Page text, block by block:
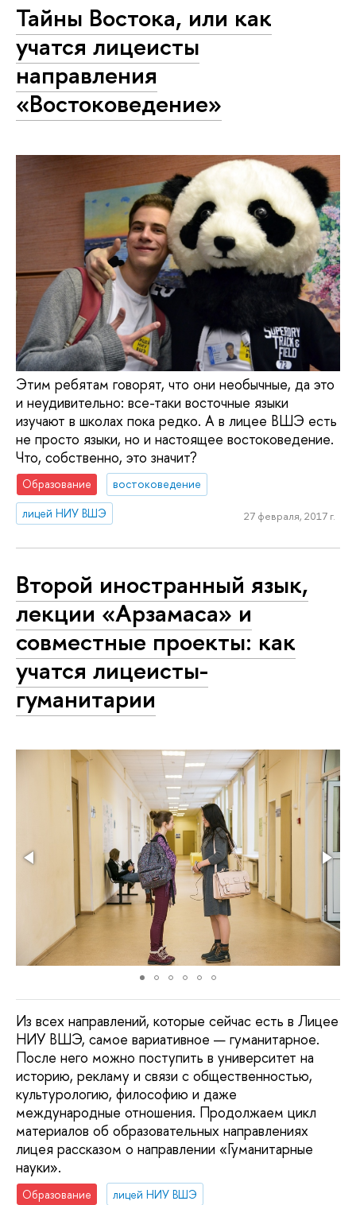
Тайны Востока, или как
учатся лицеисты
направления
«Востоковедение»
Этим ребятам говорят, что они необычные, да это
и неудивительно: все-таки восточные языки
изучают в школах пока редко. А в лицее ВШЭ есть
не просто языки, но и настоящее востоковедение.
Что, собственно, это значит?
Образование
востоковедение
лицей НИУ ВШЭ
27 февраля, 2017 г.
Второй иностранный язык,
лекции «Арзамаса» и
совместные проекты: как
учатся лицеисты-
гуманитарии
Из всех направлений, которые сейчас есть в Лицее
НИУ ВШЭ, самое вариативное — гуманитарное.
После него можно поступить в университет на
историю, рекламу и связи с общественностью,
культурологию, философию и даже
международные отношения. Продолжаем цикл
материалов об образовательных направлениях
лицея рассказом о направлении «Гуманитарные
науки».
Образование лицей НИУ ВШЭ